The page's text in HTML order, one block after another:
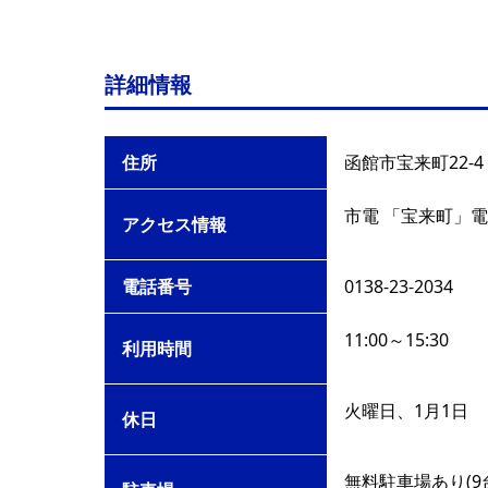
詳細情報
住所 函館市宝来町22-4
アクセス情報 市電 「宝来町」
電話番号 0138-23-2034
利用時間 11:00～15:30
休日 火曜日、1月1日
無料駐車場あり(9